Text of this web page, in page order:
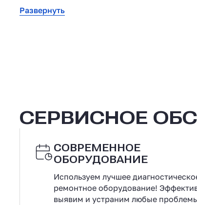
Развернуть
СЕРВИСНОЕ
СОВРЕМЕННОЕ
ОБОРУДОВАНИЕ
Используем лучшее
ремонтное оборудование!
выявим и устраним любые